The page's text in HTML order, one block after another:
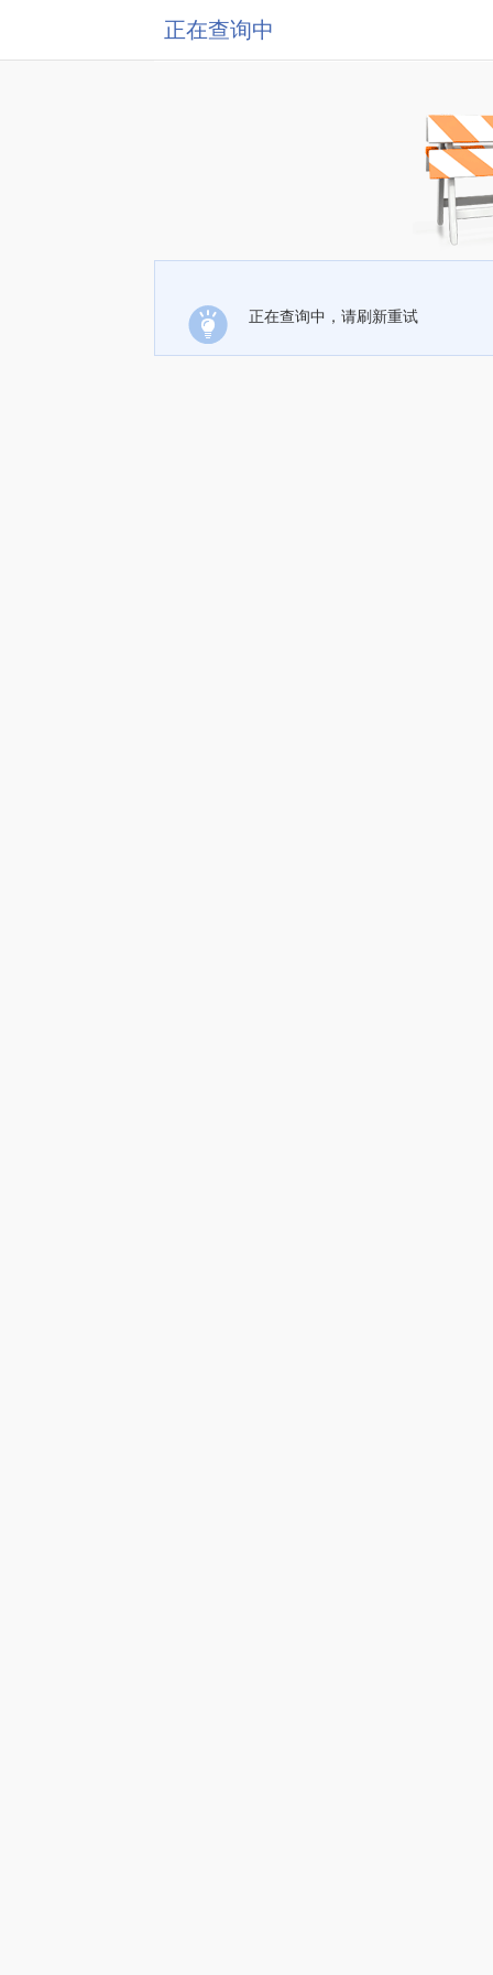
正在查询中
正在查询中，请刷新重试